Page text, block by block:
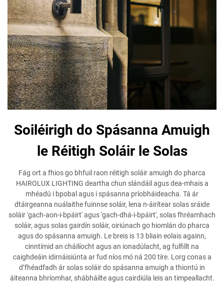
Soiléirigh do Spásanna Amuigh
le Réitigh Soláir le Solas
Fág ort a fhios go bhfuil raon réitigh soláir amuigh do pharca
HAIROLUX LIGHTING deartha chun slándáil agus dea-mhais a
mhéadú i bpobal agus i spásanna príobháideacha. Tá ár
dtáirgeanna nuálaithe fuinnse soláir, lena n-áirítear solas sráide
soláir 'gach-aon-i-bpáirt' agus 'gach-dhá-i-bpáirt', solas fhréamhach
soláir, agus solas gairdín soláir, oiriúnach go hiomlán do pharca
agus do spásanna amuigh. Le breis is 13 bliain eolais againn,
cinntímid an cháilíocht agus an ionadúlacht, ag fulfillt na
caighdeáin idirnáisiúnta ar fud níos mó ná 200 tíre. Lorg conas a
d’fhéadfadh ár solas soláir do spásanna amuigh a thiontú in
áiteanna bhríomhar, shábháilte agus cairdiúla leis an timpeallacht.